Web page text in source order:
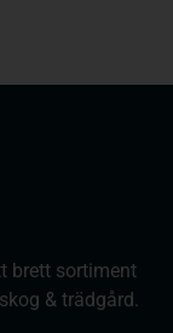
brett sortiment
& trädgård.